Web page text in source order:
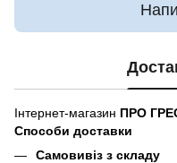
Інтернет-магазин ПРО
Способи доставки
Самовивіз з складу